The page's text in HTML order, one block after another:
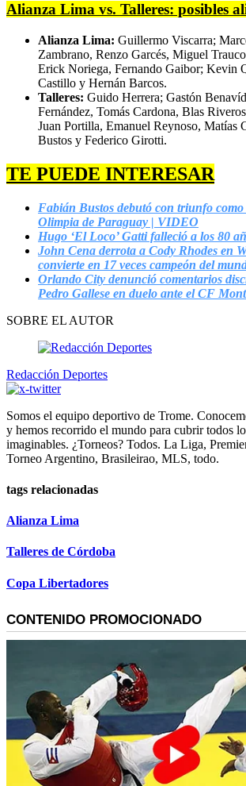
Alianza Lima vs. Talleres: posibles
Alianza Lima: Guillermo Viscarra;
Zambrano, Renzo Garcés, Miguel
Erick Noriega, Fernando Gaibor; Kevin
Castillo y Hernán Barcos.
Talleres: Guido Herrera; Gastón
Fernández, Tomás Cardona, Blas
Juan Portilla, Emanuel Reynoso, Matías
Bustos y Federico Girotti.
TE PUEDE INTERESAR
Fabián Bustos debutó con triunfo
Olimpia de Paraguay | VIDEO
Hugo ‘El Loco’ Gatti falleció a los 80
John Cena derrota a Cody Rhodes en
convierte en 17 veces campeón del
Orlando City denunció comentarios
Pedro Gallese en duelo ante el CF
SOBRE EL AUTOR
Redacción Deportes
Somos el equipo deportivo de Trome.
y hemos recorrido el mundo para cubrir todos
imaginables. ¿Torneos? Todos. La Liga,
Torneo Argentino, Brasileirao, MLS, todo.
tags relacionadas
Alianza Lima
Talleres de Córdoba
Copa Libertadores